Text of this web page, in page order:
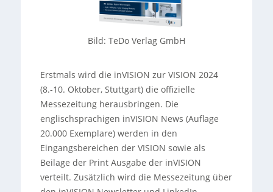
Bild: TeDo Verlag GmbH
Erstmals wird die inVISION zur VISION 2024
(8.-10. Oktober, Stuttgart) die offizielle
Messezeitung herausbringen. Die
englischsprachigen inVISION News (Auflage
20.000 Exemplare) werden in den
Eingangsbereichen der VISION sowie als
Beilage der Print Ausgabe der inVISION
verteilt. Zusätzlich wird die Messezeitung über